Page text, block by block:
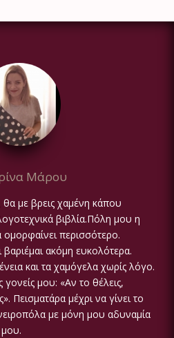
Μάρου
με βρεις χαμένη κάπου
βιβλία.Πόλη μου η
περισσότερο.
ακόμη ευκολότερα.
και τα χαμόγελα χωρίς λόγο.
μου: «Αν το θέλεις,
Πεισματάρα μέχρι να γίνει το
με μόνη μου αδυναμία
μου.